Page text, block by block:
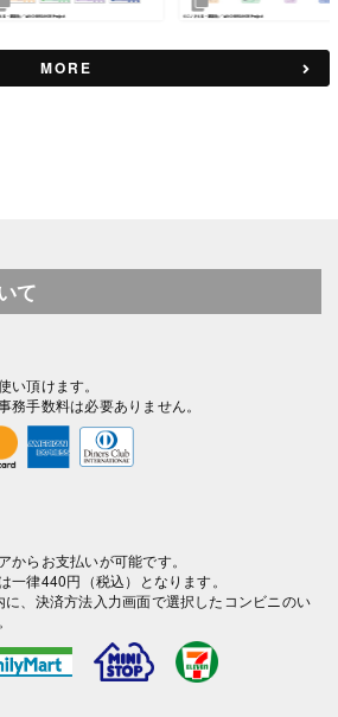
MORE
て
い頂けます。
務手数料は必要ありません。
からお支払いが可能です。
一律440円（税込）となります。
、決済方法入力画面で選択したコンビニのい